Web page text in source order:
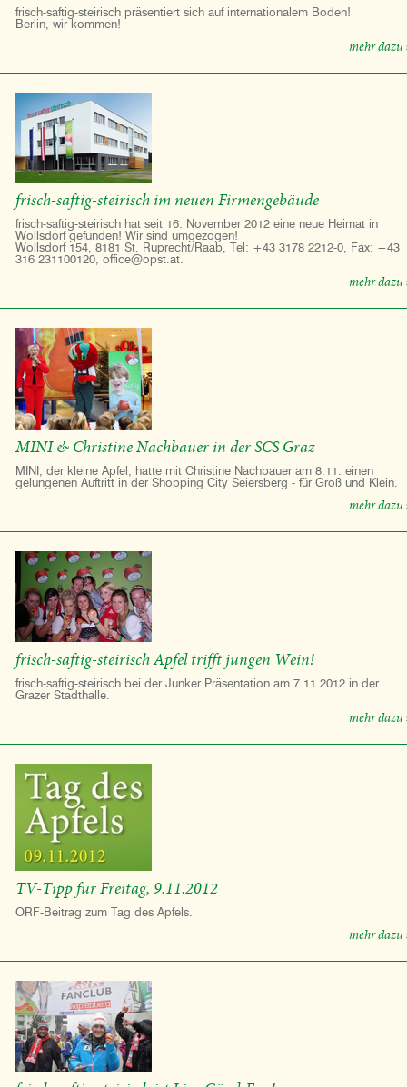
frisch-saftig-steirisch präsentiert sich auf internationalem Boden!
Berlin, wir kommen!
mehr dazu
frisch-saftig-steirisch im neuen Firmengebäude
frisch-saftig-steirisch hat seit 16. November 2012 eine neue Heimat in
Wollsdorf gefunden! Wir sind umgezogen!
Wollsdorf 154, 8181 St. Ruprecht/Raab, Tel: +43 3178 2212-0, Fax: +43
316 231100120, office@opst.at.
mehr dazu
MINI & Christine Nachbauer in der SCS Graz
MINI, der kleine Apfel, hatte mit Christine Nachbauer am 8.11. einen
gelungenen Auftritt in der Shopping City Seiersberg - für Groß und Klein.
mehr dazu
frisch-saftig-steirisch Apfel trifft jungen Wein!
frisch-saftig-steirisch bei der Junker Präsentation am 7.11.2012 in der
Grazer Stadthalle.
mehr dazu
TV-Tipp für Freitag, 9.11.2012
ORF-Beitrag zum Tag des Apfels.
mehr dazu